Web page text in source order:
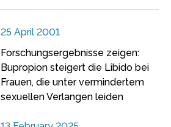
25 April 2001
Forschungsergebnisse zeigen:
Bupropion steigert die Libido bei
Frauen, die unter vermindertem
sexuellen Verlangen leiden